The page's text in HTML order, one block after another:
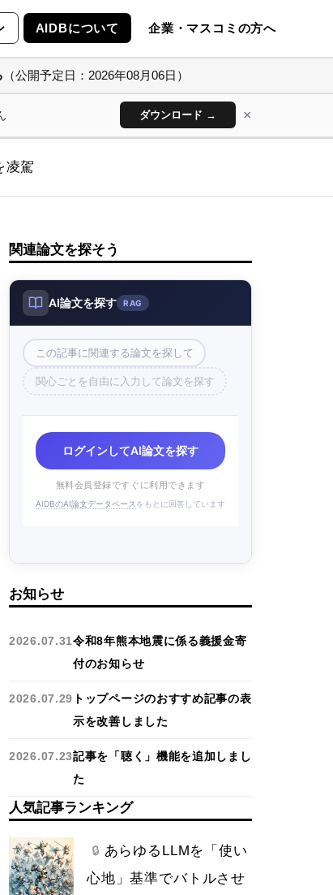
AIDBについて 企業・マスコミの方へ
（公開予定日：2026年08月06日）
ダウンロード → ×
凌駕
関連論文を探そう
AI論文を探す RAG
この記事に関連する論文を探して
関心ごとを自由に入力して論文を探す
ログインしてAI論文を探す
無料会員登録ですぐに利用できます
AIDBのAI論文データベース をもとに回答しています
お知らせ
2026.07.31令和8年熊本地震に係る義援金寄
付のお知らせ
2026.07.29 トップページのおすすめ記事の表
示を改善しました
2026.07.23記事を「聴く」機能を追加しまし
た
人気記事ランキング
🔒 あらゆるLLMを「使い
心地」基準でバトルさせ